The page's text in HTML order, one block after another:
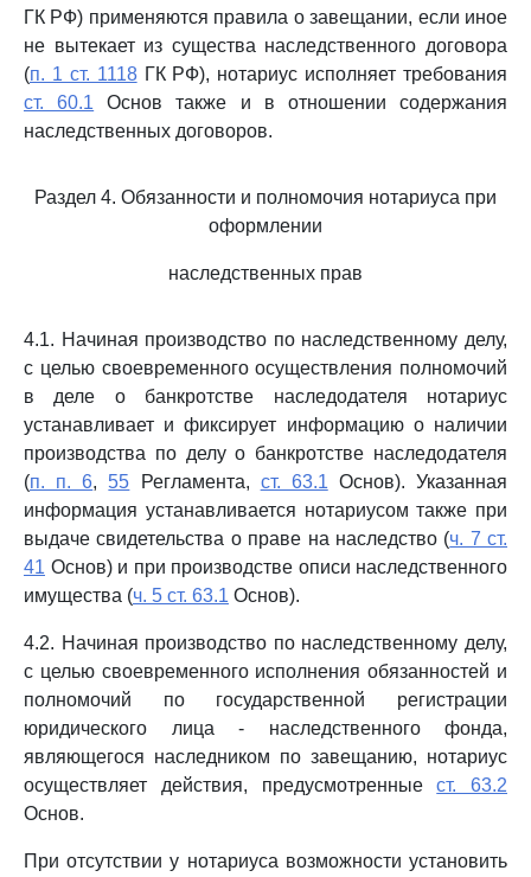
ГК РФ) применяются правила о завещании, если иное
не вытекает из существа наследственного договора
(п. 1 ст. 1118ГК РФ), нотариус исполняет требования
ст. 60.1 Основ также и в отношении содержания
наследственных договоров.
Раздел 4. Обязанности и полномочия нотариуса при
оформлении
наследственных прав
4.1. Начиная производство по наследственному делу,
с целью своевременного осуществления полномочий
в деле о банкротстве наследодателя нотариус
устанавливает и фиксирует информацию о наличии
производства по делу о банкротстве наследодателя
(п. п. 6, 55 Регламента, ст. 63.1 Основ). Указанная
информация устанавливается нотариусом также при
выдаче свидетельства о праве на наследство (ч. 7 ст.
41 Основ) и при производстве описи наследственного
имущества (ч. 5 ст. 63.1 Основ).
4.2. Начиная производство по наследственному делу,
с целью своевременного исполнения обязанностей и
полномочий по государственной регистрации
юридического лица - наследственного фонда,
являющегося наследником по завещанию, нотариус
осуществляет действия, предусмотренныест. 63.2
Основ.
При отсутствии у нотариуса возможности установить